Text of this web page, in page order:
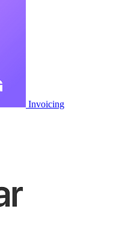
Invoicing